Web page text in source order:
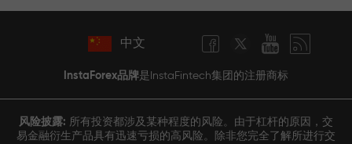
中文
InstaForex品牌是InstaFintech集团的注册商标
风险披露: 所有投资都涉及某种程度的风险。由于杠杆的原因，交
易金融衍生产品具有迅速亏损的高风险。除非您完全了解所进行交